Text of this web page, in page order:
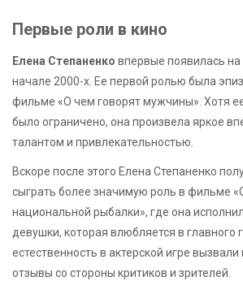
Первые роли в кино
Елена Степаненко впервые появилась
начале 2000-х. Ее первой ролью была
фильме «О чем говорят мужчины». Хотя
было ограничено, она произвела яркое
талантом и привлекательностью.
Вскоре после этого Елена Степаненко
сыграть более значимую роль в фильме
национальной рыбалки», где она
девушки, которая влюбляется в главного
естественность в актерской игре
отзывы со стороны критиков и зрителей.